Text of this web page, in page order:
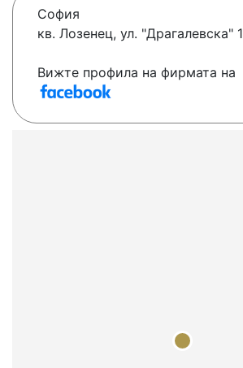
София
кв. Лозенец, ул. "Драгалевска" 1
Вижте профила на фирмата на